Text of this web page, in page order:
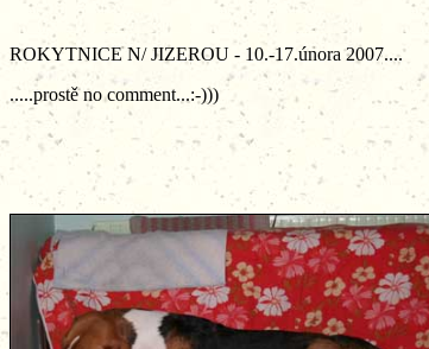
ROKYTNICE N/ JIZEROU - 10.-17.února 2007....
.....prostě no comment...:-)))